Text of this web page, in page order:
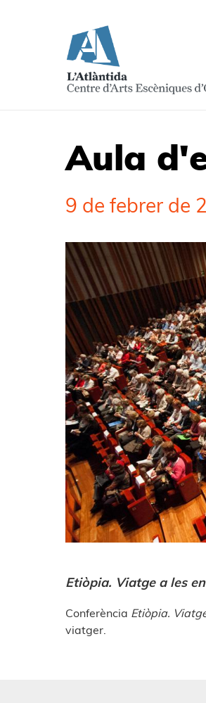
Aula
9 de febrer de
Etiòpia. Viatge a les
Conferència Etiòpia.
viatger.